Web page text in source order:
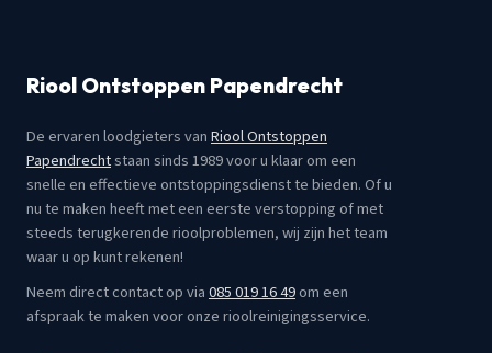
Riool Ontstoppen Papendrecht
De ervaren loodgieters vanRiool Ontstoppen
Papendrechtstaan sinds 1989 voor u klaar om een
snelle en effectieve ontstoppingsdienst te bieden. Of u
nu te maken heeft met een eerste verstopping of met
steeds terugkerende rioolproblemen, wij zijn het team
waar u op kunt rekenen!
Neem direct contact op via085 019 16 49om een
afspraak te maken voor onze rioolreinigingsservice.